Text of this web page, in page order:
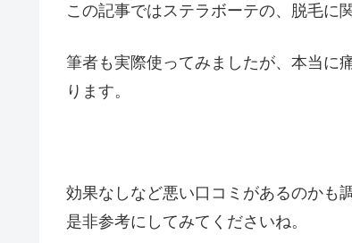
この記事ではステラボーテの、脱毛に
筆者も実際使ってみましたが、本当に
ります。
効果なしなど悪い口コミがあるのかも
是非参考にしてみてくださいね。